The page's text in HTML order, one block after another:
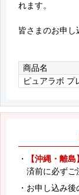
れます。
皆さまのお申し
商品名
ピュアラボ プ
・ 【沖縄・離
済前に必ずご
・お申し込み